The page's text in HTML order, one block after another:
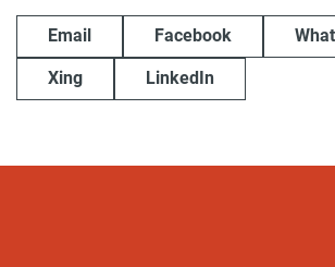
Email Facebook
Xing LinkedIn